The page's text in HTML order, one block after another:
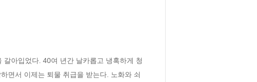
아입었다. 40여 년간 날카롭고 냉혹하게 청
면서 이제는 퇴물 취급을 받는다. 노화와 쇠